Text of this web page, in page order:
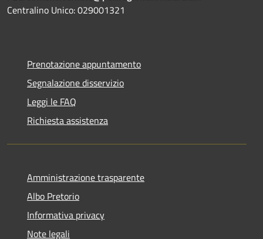
Centralino Unico: 029001321
Prenotazione appuntamento
Segnalazione disservizio
Leggi le FAQ
Richiesta assistenza
Amministrazione trasparente
Albo Pretorio
Informativa privacy
Note legali